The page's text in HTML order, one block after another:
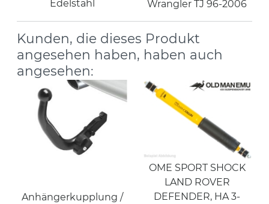
Edelstahl Wrangler TJ 96-2006
Kunden, die dieses Produkt
angesehen haben, haben auch
angesehen:
Anhängerkupplung /
OME SPORT SHOCK
LAND ROVER
DEFENDER, HA 3-